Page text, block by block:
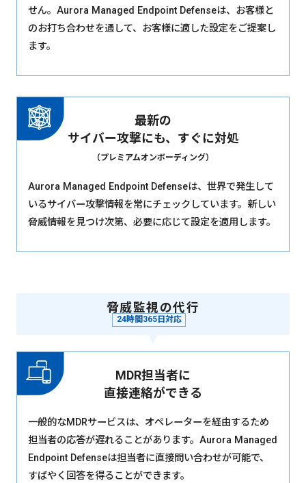
せん。Aurora Managed Endpoint Defenseは、お客様と
のお打ち合わせを通して、お客様に適した設定をご提案し
ます。
最新の
サイバー攻撃にも、すぐに対処
（プレミアムオンボーディング）
Aurora Managed Endpoint Defenseは、世界で発生して
いるサイバー攻撃情報を常にチェックしています。新しい
脅威情報を見つけ次第、必要に応じて設定を適用します。
24時間365日対応
脅威監視の代行
MDR担当者に
直接連絡ができる
一般的なMDRサービスは、オペレーターを経由するため
担当者の応答が遅れることがあります。Aurora Managed
Endpoint Defenseは担当者に直接問い合わせが可能で、
すばやく回答を得ることができます。